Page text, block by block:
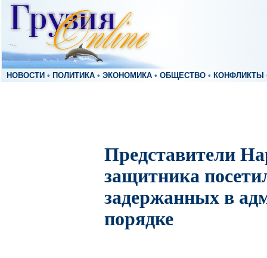
НОВОСТИ • ПОЛИТИКА • ЭКОНОМИКА • ОБЩЕСТВО • КОНФЛИКТЫ
Представители
защитника
задержанных в
порядке